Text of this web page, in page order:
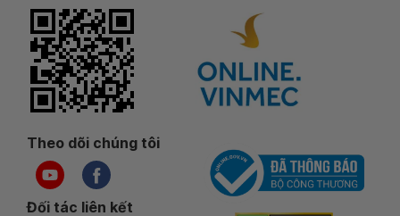
Theo dõi chúng tôi
Đối tác liên kết